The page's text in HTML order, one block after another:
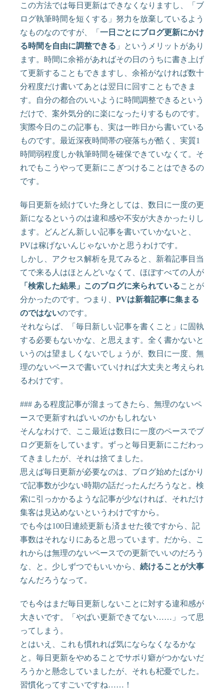
この方法では毎日更新はできなくなりますし、「ブ
ログ執筆時間を短くする」努力を放棄しているよう
なものなのですが、「 一日ごとにブログ更新にかけ
る時間を自由に調整できる 」というメリットがあり
ます。時間に余裕があればその日のうちに書き上げ
て更新することもできますし、余裕がなければ数十
分程度だけ書いてあとは翌日に回すこともできま
す。自分の都合のいいように時間調整できるという
だけで、案外気分的に楽になったりするものです。
実際今日のこの記事も、実は一昨日から書いている
ものです。最近深夜時間帯の寝落ちが酷く、実質1
時間弱程度しか執筆時間を確保できていなくて。そ
れでもこうやって更新にこぎつけることはできるの
です。
毎日更新を続けていた身としては、数日に一度の更
新になるというのは違和感や不安が大きかったりし
ます。どんどん新しい記事を書いていかないと、
PVは稼げないんじゃないかと思うわけです。
しかし、アクセス解析を見てみると、新着記事目当
てで来る人はほとんどいなくて、ほぼすべての人が
「検索した結果」このブログに来られていることが
分かったのです。つまり、 PVは新着記事に集まる
のではないのです。
それならば、「毎日新しい記事を書くこと」に固執
する必要もないかな、と思えます。全く書かないと
いうのは望ましくないでしょうが、数日に一度、無
理のないペースで書いていければ大丈夫と考えられ
るわけです。
### ある程度記事が溜まってきたら、無理のないペ
ースで更新すればいいのかもしれない
そんなわけで、ここ最近は数日に一度のペースでブ
ログ更新をしています。ずっと毎日更新にこだわっ
てきましたが、それは捨てました。
思えば毎日更新が必要なのは、ブログ始めたばかり
で記事数が少ない時期の話だったんだろうなと。検
索に引っかかるような記事が少なければ、それだけ
集客は見込めないというわけですから。
でも今は100日連続更新も済ませた後ですから、記
事数はそれなりにあると思っています。だから、こ
れからは無理のないペースでの更新でいいのだろう
な、と。少しずつでもいいから、 続けることが大事
なんだろうなって。
でも今はまだ毎日更新しないことに対する違和感が
大きいです。「やばい更新できてない……」って思
ってしまう。
とはいえ、これも慣れれば気にならなくなるかな
と。毎日更新をやめることでサボり癖がつかないだ
ろうかと懸念していましたが、それも杞憂でした。
習慣化ってすごいですね……！